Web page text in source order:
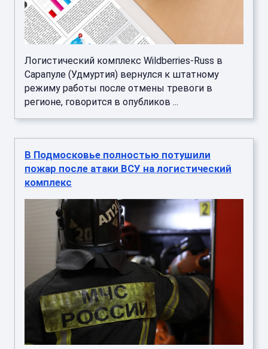
Логистический комплекс Wildberries-Russ в
Сарапуле (Удмуртия) вернулся к штатному
режиму работы после отмены тревоги в
регионе, говорится в опубликов ...
В Подмосковье полностью потушили
пожар после атаки ВСУ на логистический
комплекс